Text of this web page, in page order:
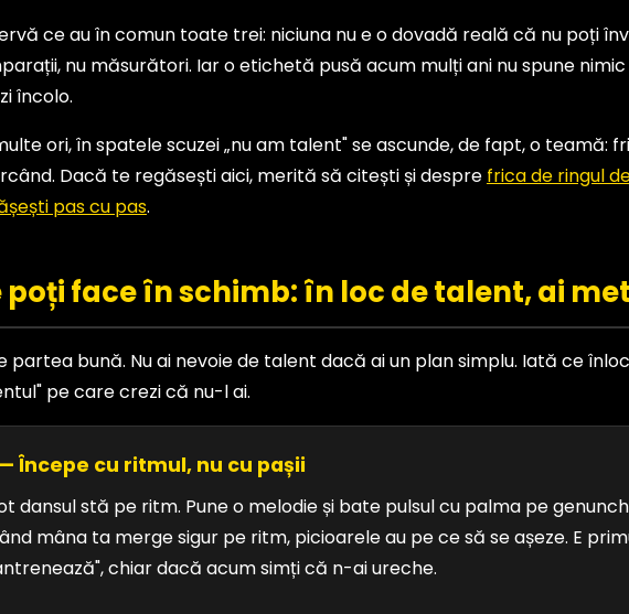
ce au în comun toate trei: niciuna nu e o dovadă reală că nu poți
nu măsurători. Iar o etichetă pusă acum mulți ani nu spune
încolo.
ori, în spatele scuzei „nu am talent" se ascunde, de fapt, o teamă:
Dacă te regăsești aici, merită să citești și despre frica de ringul
pas cu pas.
poți face în schimb: în loc de talent, ai
partea bună. Nu ai nevoie de talent dacă ai un plan simplu. Iată ce
pe care crezi că nu-l ai.
Începe cu ritmul, nu cu pașii
dansul stă pe ritm. Pune o melodie și bate pulsul cu palma pe
mâna ta merge sigur pe ritm, picioarele au pe ce să se așeze. E
chiar dacă acum simți că n-ai ureche.